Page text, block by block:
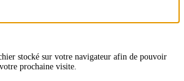
stocké sur votre navigateur afin de pouvoir
prochaine visite.